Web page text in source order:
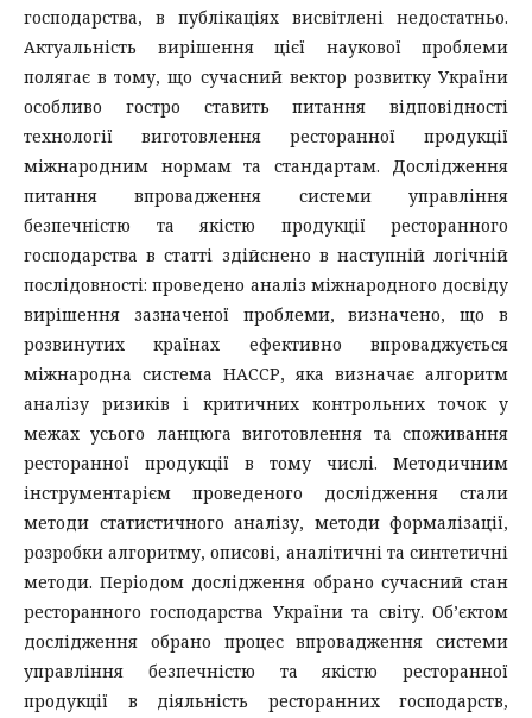
господарства, в публікаціях висвітлені недостатньо.
Актуальність вирішення цієї наукової проблеми
полягає в тому, що сучасний вектор розвитку України
особливо гостро ставить питання відповідності
технології виготовлення ресторанної продукції
міжнародним нормам та стандартам. Дослідження
питання впровадження системи управління
безпечністю та якістю продукції ресторанного
господарства в статті здійснено в наступній логічній
послідовності: проведено аналіз міжнародного досвіду
вирішення зазначеної проблеми, визначено, що в
розвинутих країнах ефективно впроваджується
міжнародна система НАССР, яка визначає алгоритм
аналізу ризиків і критичних контрольних точок у
межах усього ланцюга виготовлення та споживання
ресторанної продукції в тому числі. Методичним
інструментарієм проведеного дослідження стали
методи статистичного аналізу, методи формалізації,
розробки алгоритму, описові, аналітичні та синтетичні
методи. Періодом дослідження обрано сучасний стан
ресторанного господарства України та світу. Об’єктом
дослідження обрано процес впровадження системи
управління безпечністю та якістю ресторанної
продукції в діяльність ресторанних господарств,